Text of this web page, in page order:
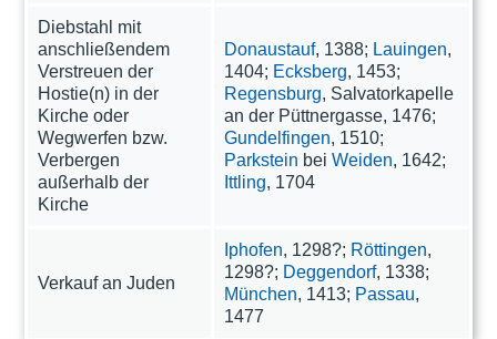
Diebstahl mit
anschließendem
Verstreuen der
Hostie(n) in der
Kirche oder
Wegwerfen bzw.
Verbergen
außerhalb der
Kirche
Donaustauf, 1388; Lauingen,
1404; Ecksberg, 1453;
Regensburg, Salvatorkapelle
an der Püttnergasse, 1476;
Gundelfingen, 1510;
Parkstein beiWeiden, 1642;
Ittling, 1704
Verkauf an Juden
Iphofen, 1298?; Röttingen,
1298?; Deggendorf, 1338;
München, 1413; Passau,
1477